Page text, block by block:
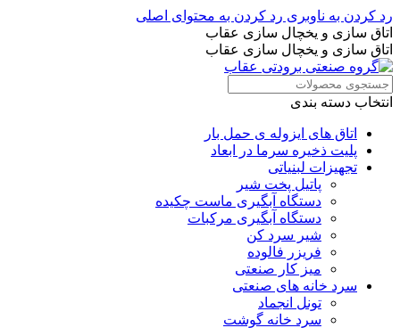
رد کردن به ناوبری رد کردن به محتوای اصلی
اتاق سازی و یخچال سازی عقاب
اتاق سازی و یخچال سازی عقاب
انتخاب دسته بندی
اتاق های ایزوله ی حمل بار
پلیت ذخیره سرما در ابعاد
تجهیزات لبنیاتی
پاتیل پخت شیر
دستگاه آبگیری ماست چکیده
دستگاه آبگیری مرکبات
شیر سرد کن
فریزر فالوده
میز کار صنعتی
سرد خانه های صنعتی
تونل انجماد
سرد خانه گوشت